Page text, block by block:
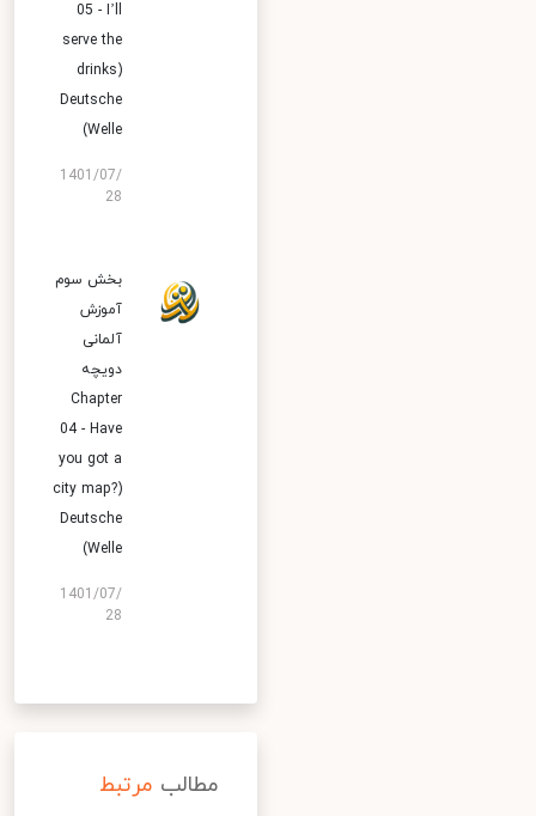
05 - I’ll
serve the
drinks)
Deutsche
Welle)
1401/07/
28
بخش سوم
آموزش
آلمانی
دویچه
Chapter
04 - Have
you got a
city map?)
Deutsche
Welle)
1401/07/
28
مطالب مرتبط